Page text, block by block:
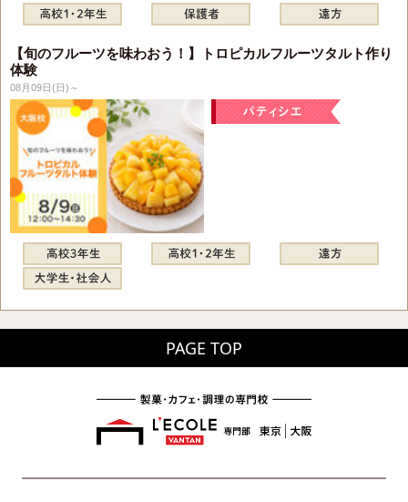
【旬のフルーツを味わおう！】トロピカルフルーツタルト作り
体験
08月09日(日)～
PAGE TOP